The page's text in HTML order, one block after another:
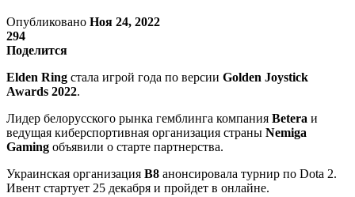
Опубликовано Ноя 24, 2022
294
Поделится
Elden Ring стала игрой года по версии Golden Joystick
Awards 2022.
Лидер белорусского рынка гемблинга компания Betera и
ведущая киберспортивная организация страны Nemiga
Gaming объявили о старте партнерства.
Украинская организация B8 анонсировала турнир по Dota 2.
Ивент стартует 25 декабря и пройдет в онлайне.